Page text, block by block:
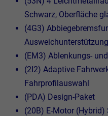
Schwarz, Oberfläche
(4G3)
Ausweichunterstützung
(EM3) Ablenkungs-
(2I2) Adaptive
Fahrprofilauswahl
(PDA) Design-Paket
(20B) E-Motor